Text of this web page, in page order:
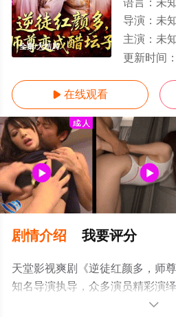
全集/大结局
导演： 未
主演： 未
更新时间：
 在线观看
剧情介绍 我要评分
天堂影视爽剧《逆徒红颜多，师
知名导演执导，众多演员精彩演
结局剧情已揭晓（全集），手机
